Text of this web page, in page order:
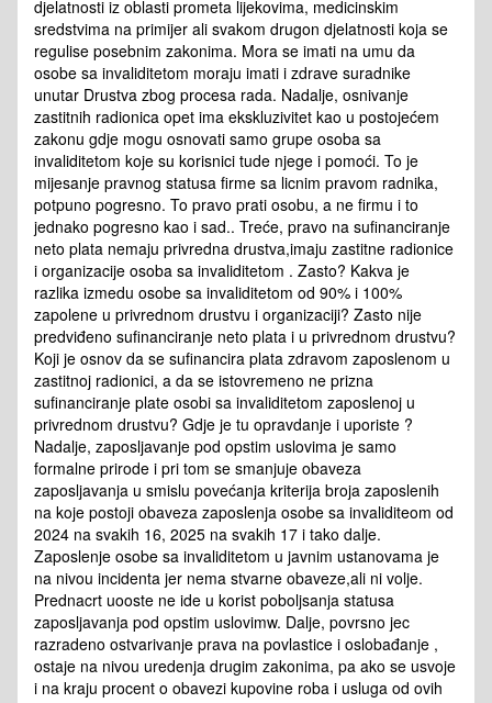
djelatnosti iz oblasti prometa lijekovima, medicinskim
sredstvima na primijer ali svakom drugon djelatnosti koja se
regulise posebnim zakonima. Mora se imati na umu da
osobe sa invaliditetom moraju imati i zdrave suradnike
unutar Drustva zbog procesa rada. Nadalje, osnivanje
zastitnih radionica opet ima ekskluzivitet kao u postojećem
zakonu gdje mogu osnovati samo grupe osoba sa
invaliditetom koje su korisnici tude njege i pomoći. To je
mijesanje pravnog statusa firme sa licnim pravom radnika,
potpuno pogresno. To pravo prati osobu, a ne firmu i to
jednako pogresno kao i sad.. Treće, pravo na sufinanciranje
neto plata nemaju privredna drustva,imaju zastitne radionice
i organizacije osoba sa invaliditetom . Zasto? Kakva je
razlika izmedu osobe sa invaliditetom od 90% i 100%
zapolene u privrednom drustvu i organizaciji? Zasto nije
predviđeno sufinanciranje neto plata i u privrednom drustvu?
Koji je osnov da se sufinancira plata zdravom zaposlenom u
zastitnoj radionici, a da se istovremeno ne prizna
sufinanciranje plate osobi sa invaliditetom zaposlenoj u
privrednom drustvu? Gdje je tu opravdanje i uporiste ?
Nadalje, zaposljavanje pod opstim uslovima je samo
formalne prirode i pri tom se smanjuje obaveza
zaposljavanja u smislu povećanja kriterija broja zaposlenih
na koje postoji obaveza zaposlenja osobe sa invaliditeom od
2024 na svakih 16, 2025 na svakih 17 i tako dalje.
Zaposlenje osobe sa invaliditetom u javnim ustanovama je
na nivou incidenta jer nema stvarne obaveze,ali ni volje.
Prednacrt uooste ne ide u korist poboljsanja statusa
zaposljavanja pod opstim uslovimw. Dalje, povrsno jec
razradeno ostvarivanje prava na povlastice i oslobađanje ,
ostaje na nivou uredenja drugim zakonima, pa ako se usvoje
i na kraju procent o obavezi kupovine roba i usluga od ovih